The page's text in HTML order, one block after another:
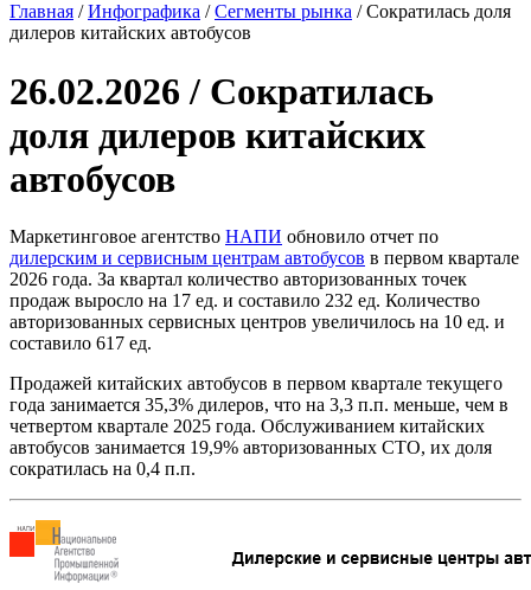
Главная /Инфографика /Сегменты рынка /Сократилась доля
дилеров китайских автобусов
26.02.2026 / Сократилась
доля дилеров китайских
автобусов
Маркетинговое агентство НАПИ обновило отчет по
дилерским и сервисным центрам автобусов в первом квартале
2026 года. За квартал количество авторизованных точек
продаж выросло на 17 ед. и составило 232 ед. Количество
авторизованных сервисных центров увеличилось на 10 ед. и
составило 617 ед.
Продажей китайских автобусов в первом квартале текущего
года занимается 35,3% дилеров, что на 3,3 п.п. меньше, чем в
четвертом квартале 2025 года. Обслуживанием китайских
автобусов занимается 19,9% авторизованных СТО, их доля
сократилась на 0,4 п.п.